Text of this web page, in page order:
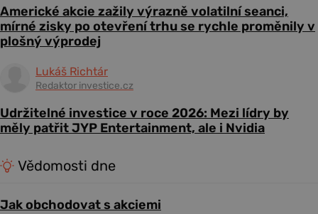
Americké akcie zažily výrazně volatilní seanci,
mírné zisky po otevření trhu se rychle proměnily v
plošný výprodej
Lukáš Richtár
Redaktor investice.cz
Udržitelné investice v roce 2026: Mezi lídry by
měly patřit JYP Entertainment, ale i Nvidia
Vědomosti dne
Jak obchodovat s akciemi